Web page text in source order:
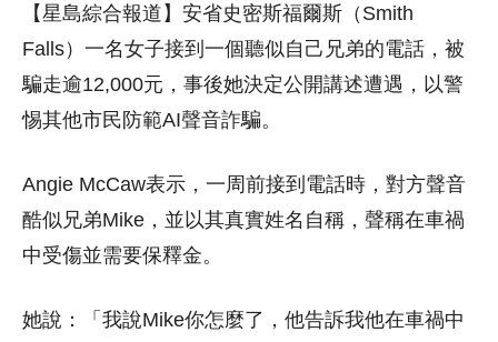
【星島綜合報道】安省史密斯福爾斯（Smith
Falls）一名女子接到一個聽似自己兄弟的電話，被
騙走逾12,000元，事後她決定公開講述遭遇，以警
惕其他市民防範AI聲音詐騙。
Angie McCaw表示，一周前接到電話時，對方聲音
酷似兄弟Mike，並以其真實姓名自稱，聲稱在車禍
中受傷並需要保釋金。
她說：「我說Mike你怎麼了，他告訴我他在車禍中